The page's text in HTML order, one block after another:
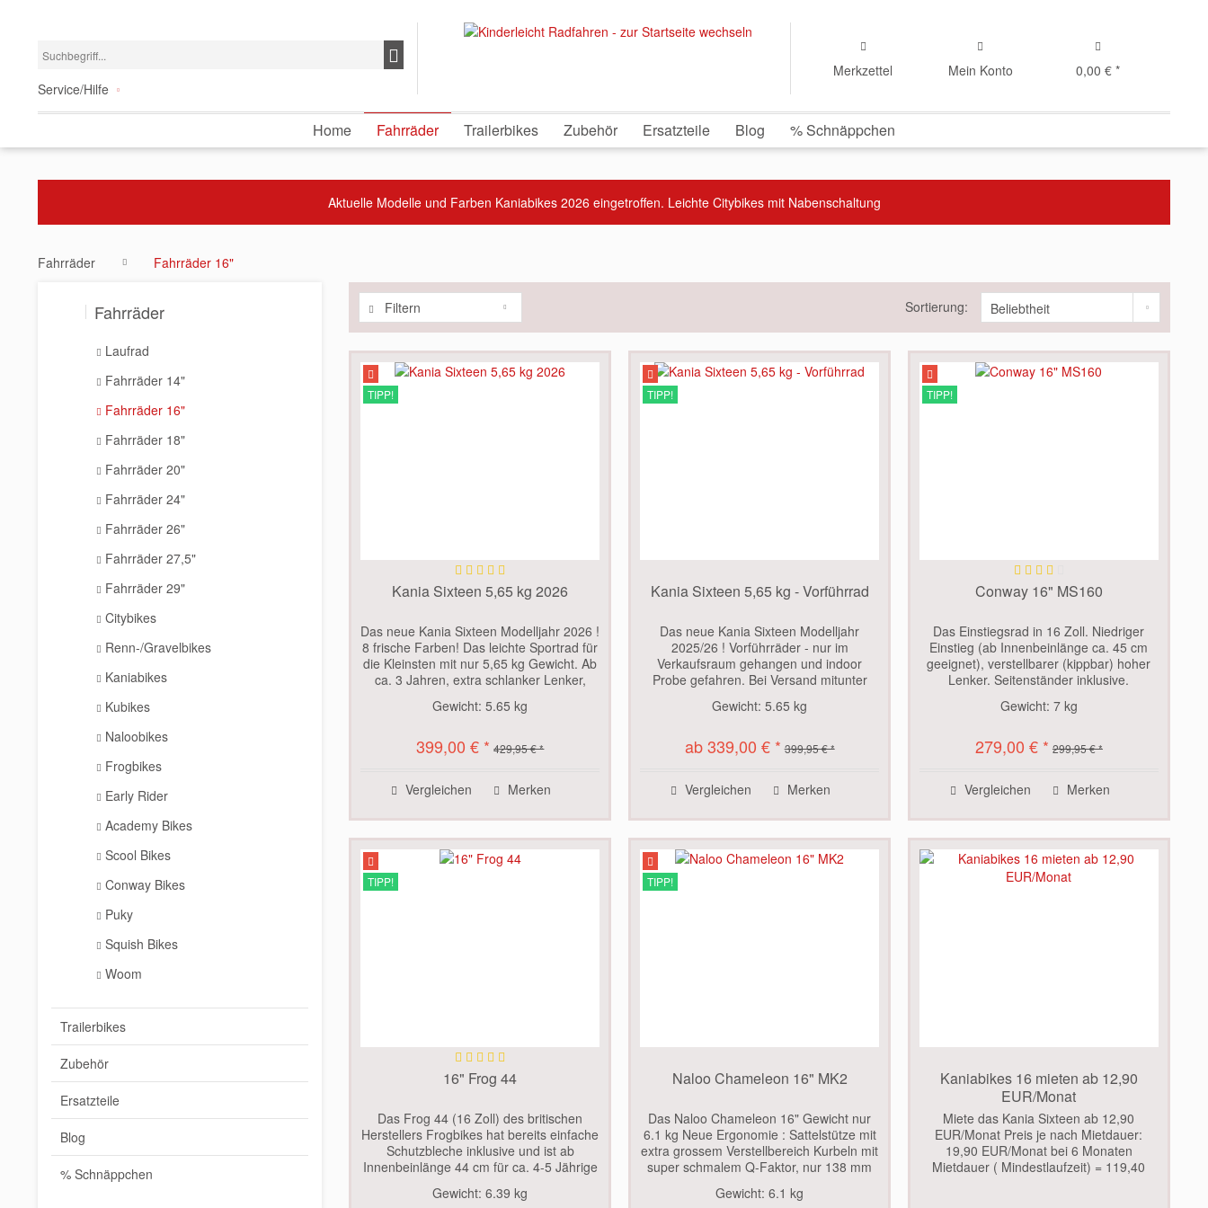
Service/Hilfe
Merkzettel Mein Konto 0,00 € *
Home Fahrräder Trailerbikes Zubehör Ersatzteile Blog % Schnäppchen
Aktuelle Modelle und Farben Kaniabikes 2026 eingetroffen. Leichte Citybikes mit Nabenschaltung
Fahrräder Fahrräder 16"
Fahrräder
Laufrad
Fahrräder 14"
Fahrräder 16"
Fahrräder 18"
Fahrräder 20"
Fahrräder 24"
Fahrräder 26"
Fahrräder 27,5"
Fahrräder 29"
Citybikes
Renn-/Gravelbikes
Kaniabikes
Kubikes
Naloobikes
Frogbikes
Early Rider
Academy Bikes
Scool Bikes
Conway Bikes
Puky
Squish Bikes
Woom
Trailerbikes
Zubehör
Ersatzteile
Blog
% Schnäppchen
Filtern Sortierung:
TIPP!
Kania Sixteen 5,65 kg 2026
Das neue Kania Sixteen Modelljahr 2026 !
8 frische Farben! Das leichte Sportrad für
die Kleinsten mit nur 5,65 kg Gewicht. Ab
ca. 3 Jahren, extra schlanker Lenker,
(Erschütterungen werden viel von den...
Gewicht: 5.65 kg
399,00 € * 429,95 € *
Vergleichen Merken
TIPP!
Kania Sixteen 5,65 kg - Vorführrad
Das neue Kania Sixteen Modelljahr
2025/26 ! Vorführräder - nur im
Verkaufsraum gehangen und indoor
Probe gefahren. Bei Versand mitunter
dann minimale Nutzungsspuren. Das
Gewicht: 5.65 kg
ab 339,00 € * 399,95 € *
Vergleichen Merken
TIPP!
Conway 16" MS160
Das Einstiegsrad in 16 Zoll. Niedriger
Einstieg (ab Innenbeinlänge ca. 45 cm
geeignet), verstellbarer (kippbar) hoher
Lenker. Seitenständer inklusive.
Kettenschutzhülle inklusive (anfangs
Gewicht: 7 kg
279,00 € * 299,95 € *
Vergleichen Merken
TIPP!
16" Frog 44
Das Frog 44 (16 Zoll) des britischen
Herstellers Frogbikes hat bereits einfache
Schutzbleche inklusive und ist ab
Innenbeinlänge 44 cm für ca. 4-5 Jährige
Waage ohne Pedalen) bei einem super
Gewicht: 6.39 kg
TIPP!
Naloo Chameleon 16" MK2
Das Naloo Chameleon 16" Gewicht nur
6.1 kg Neue Ergonomie : Sattelstütze mit
extra grossem Verstellbereich Kurbeln mit
super schmalem Q-Faktor, nur 138 mm
Handstellung Schraubgriffe mit extra...
Gewicht: 6.1 kg
Kaniabikes 16 mieten ab 12,90
EUR/Monat
Miete das Kania Sixteen ab 12,90
EUR/Monat Preis je nach Mietdauer:
19,90 EUR/Monat bei 6 Monaten
Mietdauer ( Mindestlaufzeit) = 119,40